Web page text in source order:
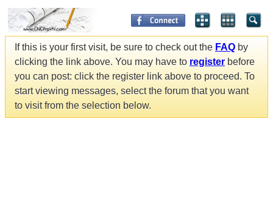
If this is your first visit, be sure to check out the FAQ by
clicking the link above. You may have to register before
you can post: click the register link above to proceed. To
start viewing messages, select the forum that you want
to visit from the selection below.